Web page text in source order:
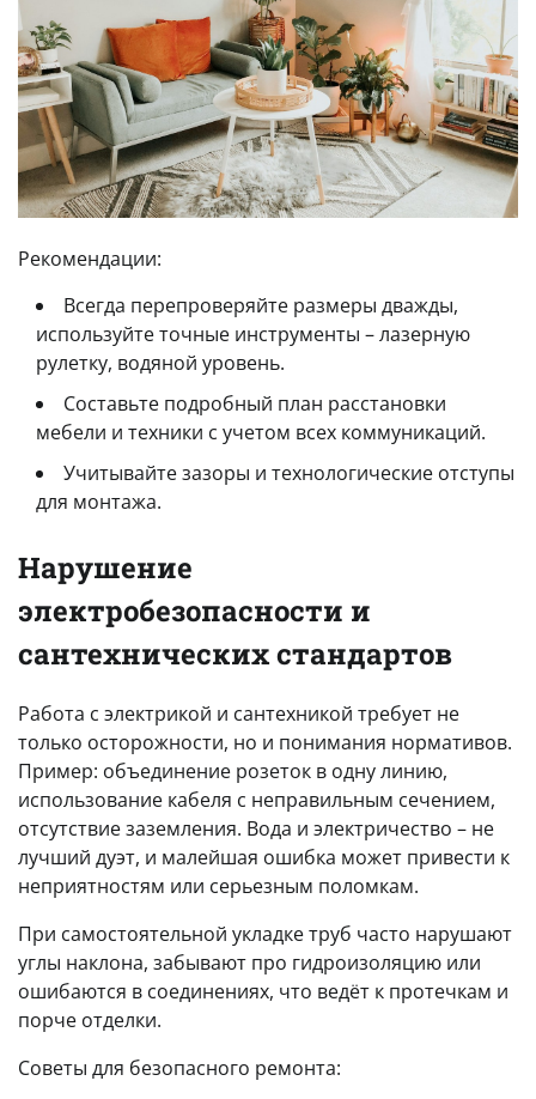
Рекомендации:
Всегда перепроверяйте размеры дважды,
используйте точные инструменты – лазерную
рулетку, водяной уровень.
Составьте подробный план расстановки
мебели и техники с учетом всех коммуникаций.
Учитывайте зазоры и технологические отступы
для монтажа.
Нарушение
электробезопасности и
сантехнических стандартов
Работа с электрикой и сантехникой требует не
только осторожности, но и понимания нормативов.
Пример: объединение розеток в одну линию,
использование кабеля с неправильным сечением,
отсутствие заземления. Вода и электричество – не
лучший дуэт, и малейшая ошибка может привести к
неприятностям или серьезным поломкам.
При самостоятельной укладке труб часто нарушают
углы наклона, забывают про гидроизоляцию или
ошибаются в соединениях, что ведёт к протечкам и
порче отделки.
Советы для безопасного ремонта: